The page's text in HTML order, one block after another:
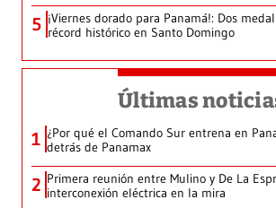
5 ¡Viernes dorado para Panamá!: Dos
récord histórico en Santo Domingo
Últimas
1 ¿Por qué el Comando Sur entrena en
detrás de Panamax
2 Primera reunión entre Mulino y De La
interconexión eléctrica en la mira